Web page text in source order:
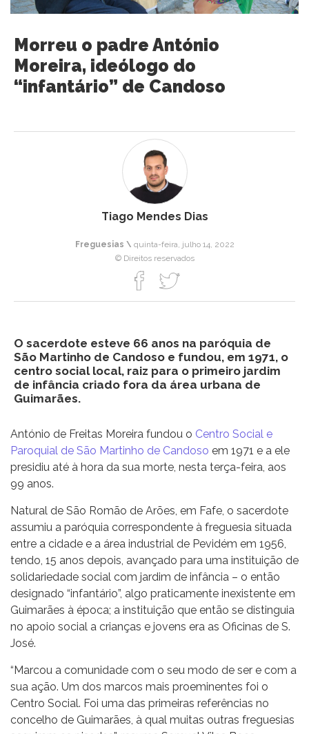
Morreu o padre António
Moreira, ideólogo do
“infantário” de Candoso
Tiago Mendes Dias
Freguesias \ quinta-feira, julho 14, 2022
© Direitos reservados
O sacerdote esteve 66 anos na paróquia de
São Martinho de Candoso e fundou, em 1971, o
centro social local, raiz para o primeiro jardim
de infância criado fora da área urbana de
Guimarães.
António de Freitas Moreira fundou o Centro Social e
Paroquial de São Martinho de Candoso em 1971 e a ele
presidiu até à hora da sua morte, nesta terça-feira, aos
99 anos.
Natural de São Romão de Arões, em Fafe, o sacerdote
assumiu a paróquia correspondente à freguesia situada
entre a cidade e a área industrial de Pevidém em 1956,
tendo, 15 anos depois, avançado para uma instituição de
solidariedade social com jardim de infância – o então
designado “infantário”, algo praticamente inexistente em
Guimarães à época; a instituição que então se distinguia
no apoio social a crianças e jovens era as Oficinas de S.
José.
“Marcou a comunidade com o seu modo de ser e com a
sua ação. Um dos marcos mais proeminentes foi o
Centro Social. Foi uma das primeiras referências no
concelho de Guimarães, à qual muitas outras freguesias